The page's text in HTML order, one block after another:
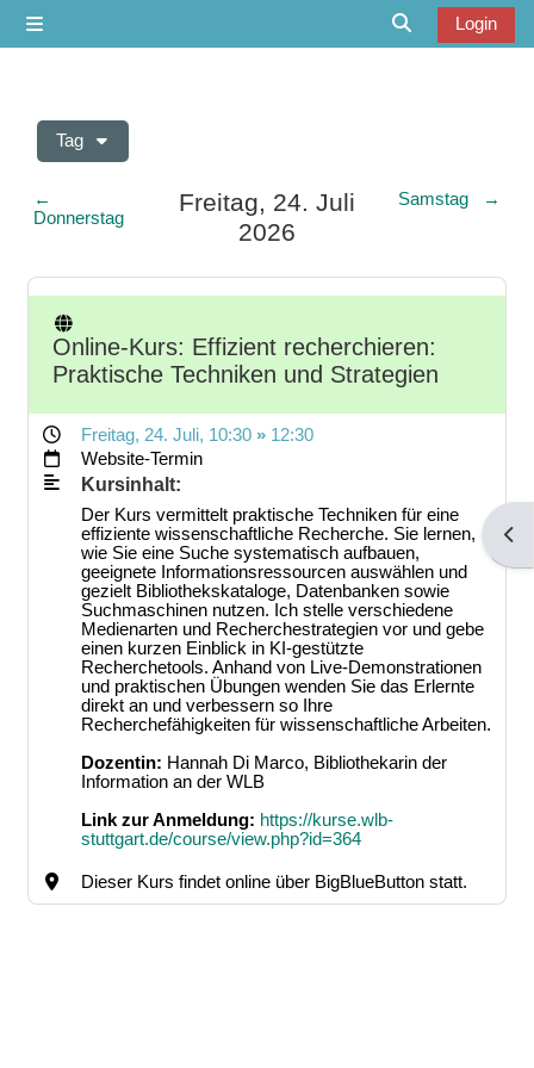
Login
Tag
←
Donnerstag
Freitag, 24. Juli
2026
Samstag →
Online-Kurs: Effizient recherchieren:
Praktische Techniken und Strategien
Freitag, 24. Juli, 10:30 » 12:30
Website-Termin
Kursinhalt:
Der Kurs vermittelt praktische Techniken für eine
effiziente wissenschaftliche Recherche. Sie lernen,
wie Sie eine Suche systematisch aufbauen,
geeignete Informationsressourcen auswählen und
gezielt Bibliothekskataloge, Datenbanken sowie
Suchmaschinen nutzen. Ich stelle verschiedene
Medienarten und Recherchestrategien vor und gebe
einen kurzen Einblick in KI-gestützte
Recherchetools. Anhand von Live-Demonstrationen
und praktischen Übungen wenden Sie das Erlernte
direkt an und verbessern so Ihre
Recherchefähigkeiten für wissenschaftliche Arbeiten.
Dozentin: Hannah Di Marco, Bibliothekarin der
Information an der WLB
Link zur Anmeldung: https://kurse.wlb-
stuttgart.de/course/view.php?id=364
Dieser Kurs findet online über BigBlueButton statt.